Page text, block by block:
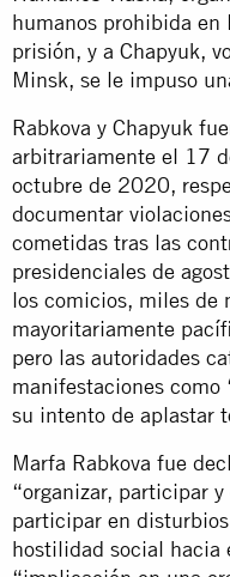
humanos prohibida
prisión, y a Chapyuk,
Minsk, se le impuso
Rabkova y Chapyuk
arbitrariamente el 17
octubre de 2020,
documentar
cometidas tras las
presidenciales de
los comicios, miles de
mayoritariamente
pero las autoridades
manifestaciones como
su intento de aplastar
Marfa Rabkova fue
“organizar, participar
participar en
hostilidad social hacia